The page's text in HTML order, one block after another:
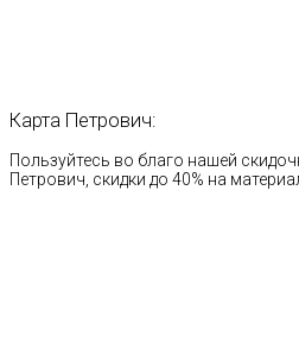
Карта Петрович:
Пользуйтесь во благо нашей
Петрович, скидки до 40% на